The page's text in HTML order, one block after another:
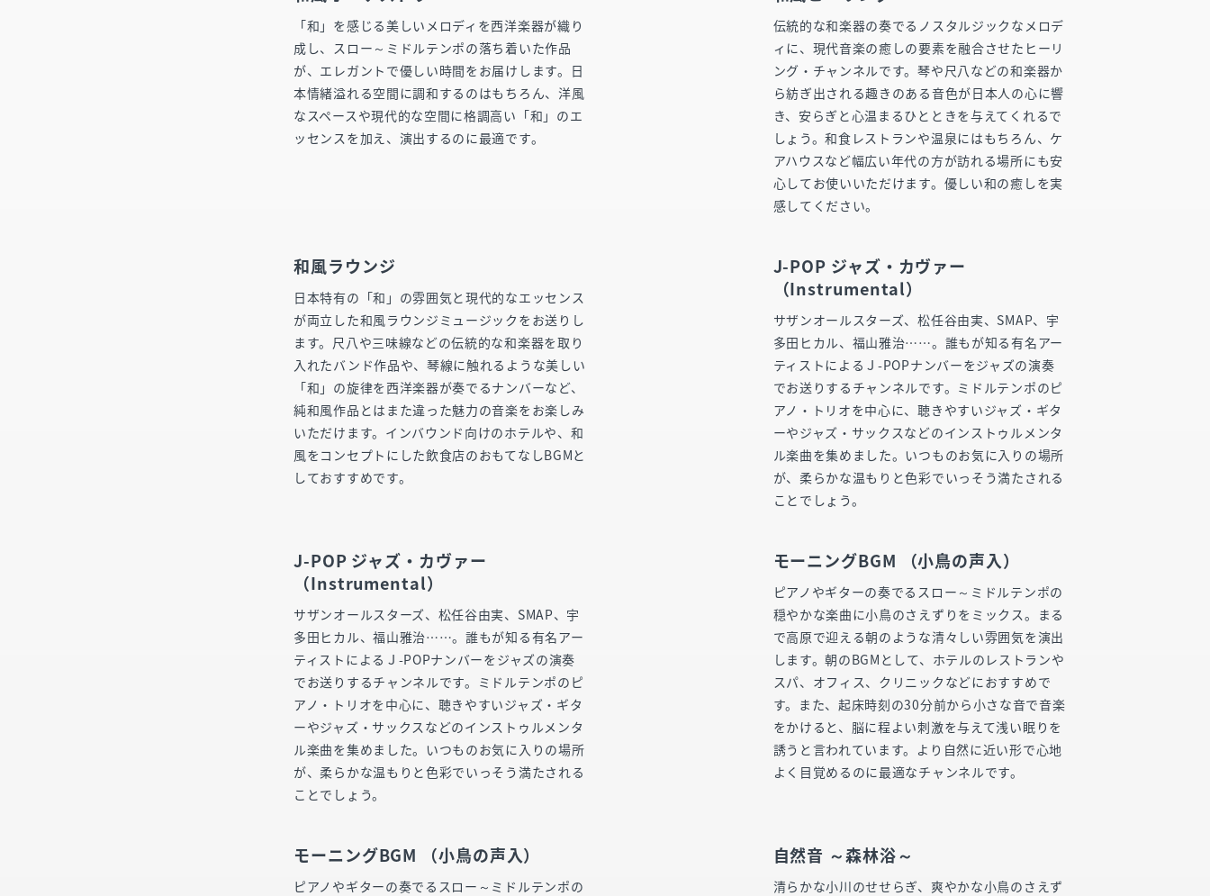
「和」を感じる美しいメロディを西洋楽器が織り
成し、スロー～ミドルテンポの落ち着いた作品
が、エレガントで優しい時間をお届けします。日
本情緒溢れる空間に調和するのはもちろん、洋風
なスペースや現代的な空間に格調高い「和」のエ
ッセンスを加え、演出するのに最適です。
伝統的な和楽器の奏でるノスタルジックなメロデ
ィに、現代音楽の癒しの要素を融合させたヒーリ
ング・チャンネルです。琴や尺八などの和楽器か
ら紡ぎ出される趣きのある音色が日本人の心に響
き、安らぎと心温まるひとときを与えてくれるで
しょう。和食レストランや温泉にはもちろん、ケ
アハウスなど幅広い年代の方が訪れる場所にも安
心してお使いいただけます。優しい和の癒しを実
感してください。
和風ラウンジ
日本特有の「和」の雰囲気と現代的なエッセンス
が両立した和風ラウンジミュージックをお送りし
ます。尺八や三味線などの伝統的な和楽器を取り
入れたバンド作品や、琴線に触れるような美しい
「和」の旋律を西洋楽器が奏でるナンバーなど、
純和風作品とはまた違った魅力の音楽をお楽しみ
いただけます。インバウンド向けのホテルや、和
風をコンセプトにした飲食店のおもてなしBGMと
しておすすめです。
J-POP ジャズ・カヴァー
（Instrumental）
サザンオールスターズ、松任谷由実、SMAP、宇
多田ヒカル、福山雅治……。誰もが知る有名アー
ティストによるＪ-POPナンバーをジャズの演奏
でお送りするチャンネルです。ミドルテンポのピ
アノ・トリオを中心に、聴きやすいジャズ・ギタ
ーやジャズ・サックスなどのインストゥルメンタ
ル楽曲を集めました。いつものお気に入りの場所
が、柔らかな温もりと色彩でいっそう満たされる
ことでしょう。
J-POP ジャズ・カヴァー
（Instrumental）
サザンオールスターズ、松任谷由実、SMAP、宇
多田ヒカル、福山雅治……。誰もが知る有名アー
ティストによるＪ-POPナンバーをジャズの演奏
でお送りするチャンネルです。ミドルテンポのピ
アノ・トリオを中心に、聴きやすいジャズ・ギタ
ーやジャズ・サックスなどのインストゥルメンタ
ル楽曲を集めました。いつものお気に入りの場所
が、柔らかな温もりと色彩でいっそう満たされる
ことでしょう。
モーニングBGM （小鳥の声入）
ピアノやギターの奏でるスロー～ミドルテンポの
穏やかな楽曲に小鳥のさえずりをミックス。まる
で高原で迎える朝のような清々しい雰囲気を演出
します。朝のBGMとして、ホテルのレストランや
スパ、オフィス、クリニックなどにおすすめで
す。また、起床時刻の30分前から小さな音で音楽
をかけると、脳に程よい刺激を与えて浅い眠りを
誘うと言われています。より自然に近い形で心地
よく目覚めるのに最適なチャンネルです。
モーニングBGM （小鳥の声入）
ピアノやギターの奏でるスロー～ミドルテンポの
自然音 ～森林浴～
清らかな小川のせせらぎ、爽やかな小鳥のさえず